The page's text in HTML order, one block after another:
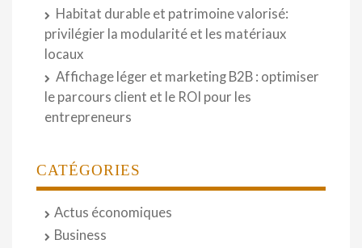
Habitat durable et patrimoine valorisé:
privilégier la modularité et les matériaux
locaux
Affichage léger et marketing B2B : optimiser
le parcours client et le ROI pour les
entrepreneurs
CATÉGORIES
Actus économiques
Business